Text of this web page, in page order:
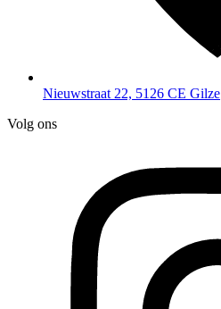
Nieuwstraat 22, 5126 CE Gilze
Volg ons